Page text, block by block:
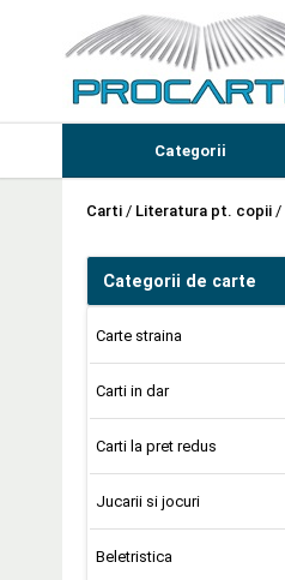
Categorii
Carti / Literatura pt. copii /
Categorii de carte
Carte straina
Carti in dar
Carti la pret redus
Jucarii si jocuri
Beletristica